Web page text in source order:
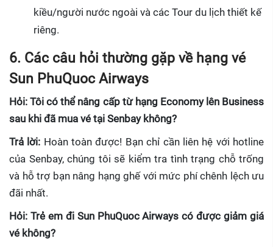
kiều/người nước ngoài và các Tour du lịch thiết kế
riêng.
6. Các câu hỏi thường gặp về hạng vé
Sun PhuQuoc Airways
Hỏi: Tôi có thể nâng cấp từ hạng Economy lên Business
sau khi đã mua vé tại Senbay không?
Trả lời: Hoàn toàn được! Bạn chỉ cần liên hệ với hotline
của Senbay, chúng tôi sẽ kiểm tra tình trạng chỗ trống
và hỗ trợ bạn nâng hạng ghế với mức phí chênh lệch ưu
đãi nhất.
Hỏi: Trẻ em đi Sun PhuQuoc Airways có được giảm giá
vé không?